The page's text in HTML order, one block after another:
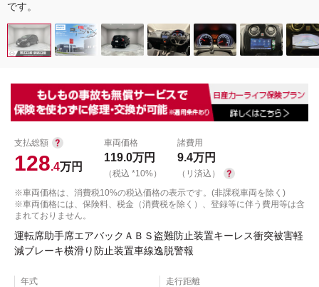
です。
支払総額
128.4万円
車両価格
119.0万円
（税込 *10%）
諸費用
9.4万円
（リ済込）
※車両価格は、消費税10%の税込価格の表示です。(非課税車両を除く)
※車両価格には、保険料、税金（消費税を除く）、登録等に伴う費用等は含
まれておりません。
運転席助手席エアバックＡＢＳ盗難防止装置キーレス衝突被害軽
減ブレーキ横滑り防止装置車線逸脱警報
年式 走行距離